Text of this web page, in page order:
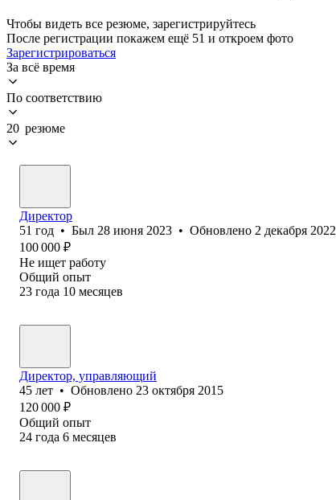
Чтобы видеть все резюме, зарегистрируйтесь
После регистрации покажем ещё 51 и откроем фото
Зарегистрироваться
За всё время
По соответствию
20 резюме
Директор
51 год • Был 28 июня 2023 • Обновлено 2 декабря 2022
100 000 ₽
Не ищет работу
Общий опыт
23 года 10 месяцев
Директор, управляющий
45 лет • Обновлено 23 октября 2015
120 000 ₽
Общий опыт
24 года 6 месяцев